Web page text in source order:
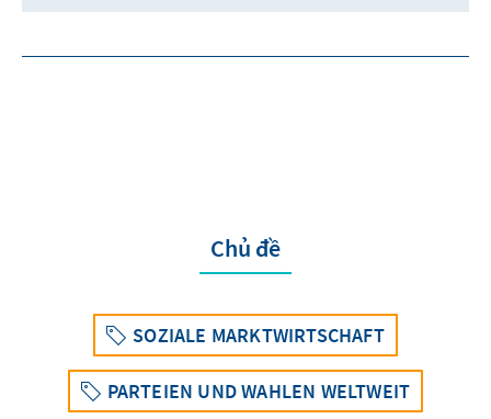
Chủ đề
SOZIALE MARKTWIRTSCHAFT
PARTEIEN UND WAHLEN WELTWEIT